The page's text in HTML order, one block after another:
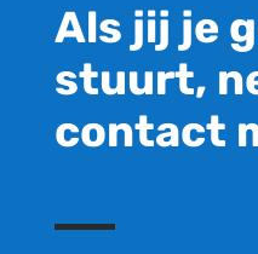
Als jij je
stuurt,
contact